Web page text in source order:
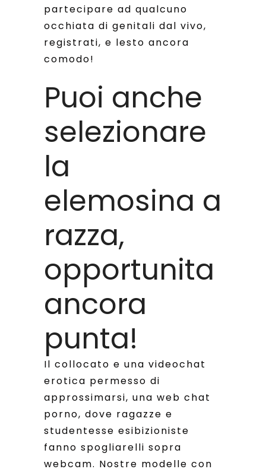
partecipare ad qualcuno
occhiata di genitali dal vivo,
registrati, e lesto ancora
comodo!
Puoi anche
selezionare
la
elemosina a
razza,
opportunita
ancora
punta!
Il collocato e una videochat
erotica permesso di
approssimarsi, una web chat
porno, dove ragazze e
studentesse esibizioniste
fanno spogliarelli sopra
webcam. Nostre modelle con